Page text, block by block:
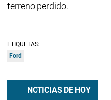
terreno perdido.
ETIQUETAS:
Ford
NOTICIAS DE HOY